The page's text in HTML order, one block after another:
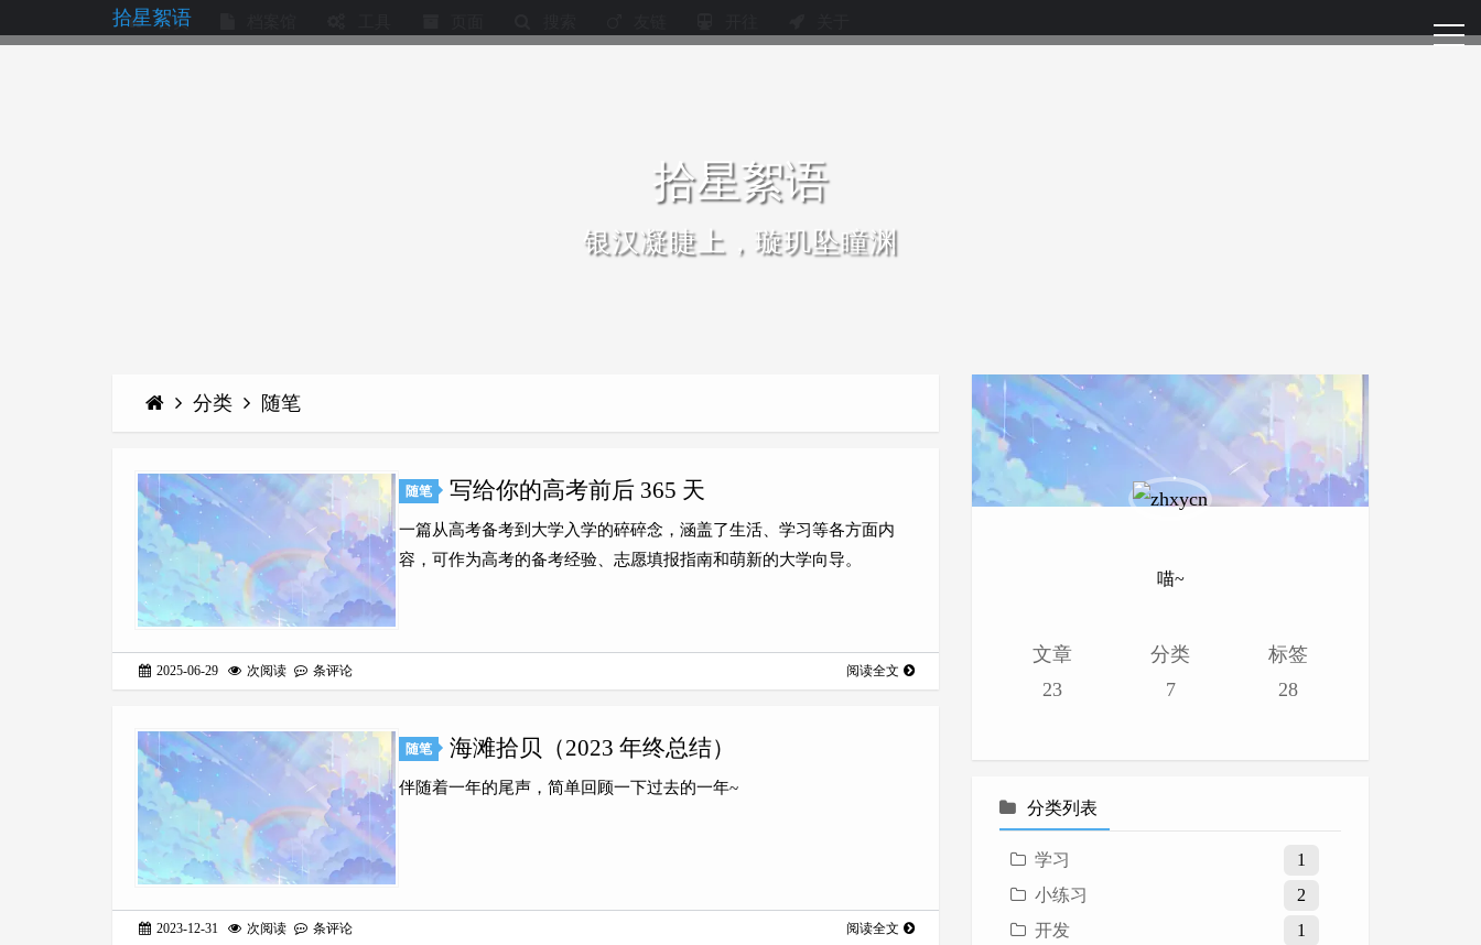
首页
拾星絮语
拾星絮语
银汉凝睫上，璇玑坠瞳渊
分类 随笔
随笔 写给你的高考前后 365 天
一篇从高考备考到大学入学的碎碎念，涵盖了生活、学习等各方面内
容，可作为高考的备考经验、志愿填报指南和萌新的大学向导。
2025-06-29 次阅读 条评论 阅读全文
随笔 海滩拾贝（2023 年终总结）
伴随着一年的尾声，简单回顾一下过去的一年~
2023-12-31 次阅读 条评论 阅读全文
喵~
文章
23
分类
7
标签
28
分类列表
学习
1
小练习
2
开发
1